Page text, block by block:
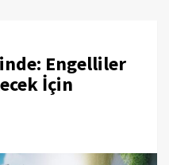
Engelliler
İçin